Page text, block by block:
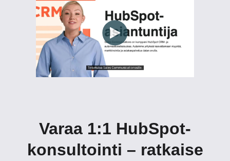
Varaa 1:1 HubSpot-
konsultointi – ratkaise